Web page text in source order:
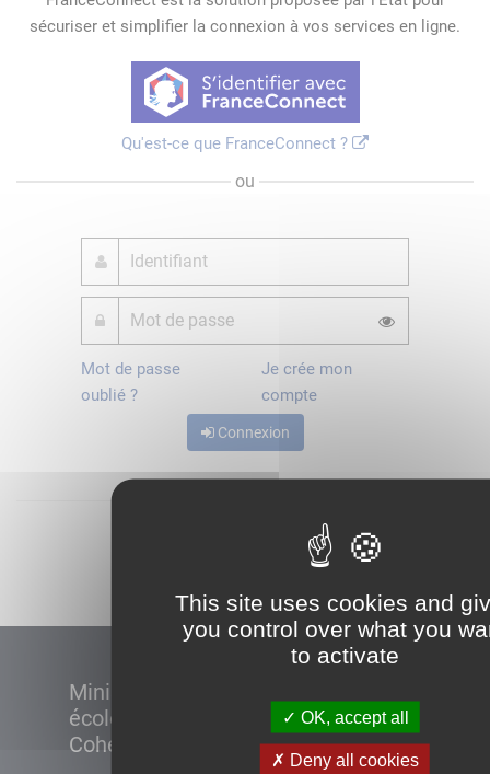
This site uses cookies and
you control over what you
to activate
OK, accept all
Deny all cookies
sécuriser et simplifier la connexion à vos services en ligne.
Qu'est-ce que FranceConnect ?
ou
Mot de passe
oublié ?
Je crée mon
compte
Connexion
Ministère de la Transition
écologique et de la
Cohésion des territoires